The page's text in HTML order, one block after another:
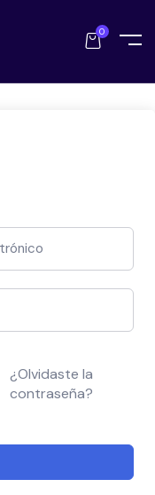
0
¿Olvidaste la
contraseña?